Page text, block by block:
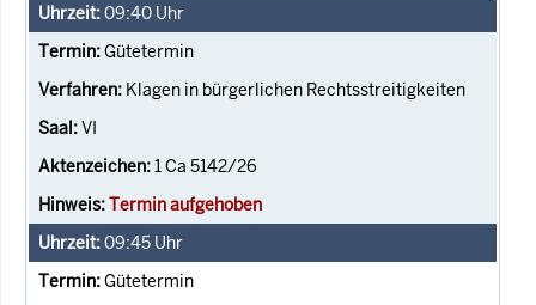
09:40 Uhr
Gütetermin
Klagen in bürgerlichen Rechtsstreitigkeiten
VI
1 Ca 5142/26
Termin aufgehoben
09:45 Uhr
Gütetermin